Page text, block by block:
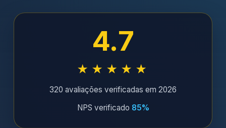
4.7
★★★★★
320 avaliações verificadas em 2026
NPS verificado 85%